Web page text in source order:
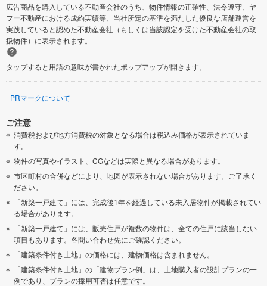
広告商品を購入している不動産会社のうち、物件情報の正確性、法令遵守、ヤ
フー不動産における成約実績等、当社所定の基準を満たした優良な店舗運営を
実践していると認めた不動産会社（もしくは当該認定を受けた不動産会社の取
扱物件）に表示されます。
タップすると用語の意味が書かれたポップアップが開きます。
PRマークについて
ご注意
消費税および地方消費税の対象となる場合は税込み価格が表示されていま
す。
物件の写真やイラスト、CGなどは実際と異なる場合があります。
市区町村の合併などにより、地図が表示されない場合があります。ご了承く
ださい。
「新築一戸建て」には、完成後1年を経過している未入居物件が掲載されてい
る場合があります。
「新築一戸建て」には、販売住戸が複数の物件は、全ての住戸に該当しない
項目もあります。各問い合わせ先にご確認ください。
「建築条件付き土地」の価格には、建物価格は含まれません。
「建築条件付き土地」の「建物プラン例」は、土地購入者の設計プランの一
例であり、プランの採用可否は任意です。